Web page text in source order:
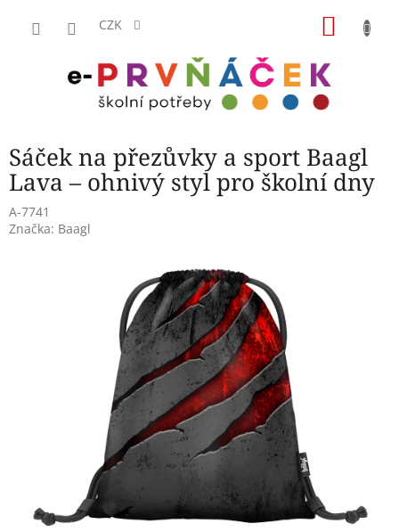
CZK
Sáček na přezůvky a sport Baagl
Lava – ohnivý styl pro školní dny
A-7741
Značka: Baagl